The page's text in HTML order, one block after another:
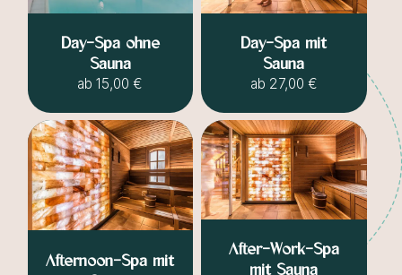
Day-Spa ohne
Sauna
ab 15,00 €
Day-Spa mit
Sauna
ab 27,00 €
Afternoon-Spa mit
After-Work-Spa
mit Sauna